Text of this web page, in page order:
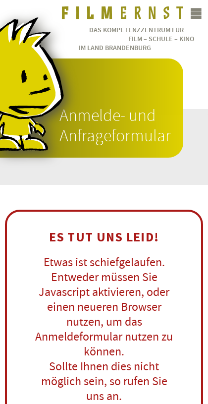
Anmelde- und
Anfrageformular
DAS KOMPETENZZENTRUM FÜR
FILM – SCHULE – KINO
IM LAND BRANDENBURG
ES TUT UNS LEID!
Etwas ist schiefgelaufen.
Entweder müssen Sie
Javascript aktivieren, oder
einen neueren Browser
nutzen, um das
Anmeldeformular nutzen zu
können.
Sollte Ihnen dies nicht
möglich sein, so rufen Sie
uns an.